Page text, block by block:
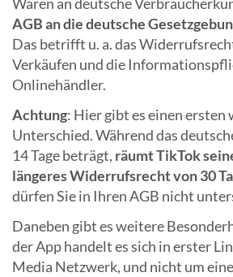
AGB an die deutsche
Das betrifft u. a. das
Verkäufen und die
Onlinehändler.
Achtung: Hier gibt es einen ersten
Unterschied. Während das
14 Tage beträgt, räumt TikTok
längeres Widerrufsrecht von 30
dürfen Sie in Ihren AGB nicht
Daneben gibt es weitere
der App handelt es sich in erster
Media Netzwerk, und nicht um